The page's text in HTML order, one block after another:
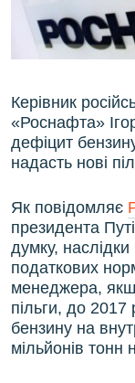
ВІДЕОУРОКИ
СВІДЧЕННЯ
ІНФОГРАФІКА
Русский
Qırımtatar
ДОЛУЧАЙСЯ!
Усі сайти RFE/
Керівник
«Роснафта»
дефіцит
надасть нові
Як повідомляє
президента
думку,
податкових
менеджера,
пільги, до
бензину на
мільйонів тонн